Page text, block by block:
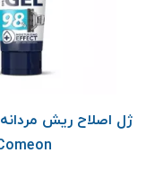
ژل اصلاح ريش